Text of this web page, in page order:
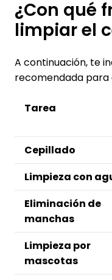
¿Con qué
limpiar el
A continuación, te
recomendada
Tarea
Cepillado
Limpieza con
Eliminación de
manchas
Limpieza por
mascotas